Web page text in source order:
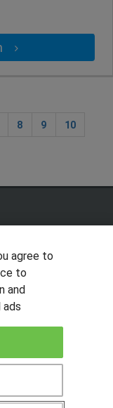
8 9 10
agree to
to
and
ads